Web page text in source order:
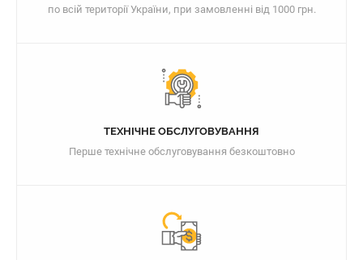
по всій території України, при замовленні від 1000 грн.
ТЕХНІЧНЕ ОБСЛУГОВУВАННЯ
Перше технічне обслуговування безкоштовно